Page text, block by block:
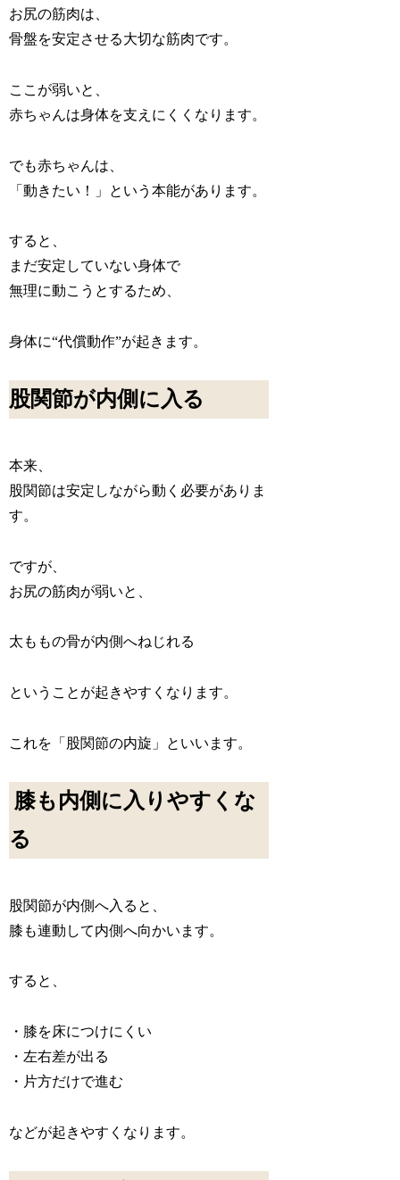
お尻の筋肉は、
骨盤を安定させる大切な筋肉です。
ここが弱いと、
赤ちゃんは身体を支えにくくなります。
でも赤ちゃんは、
「動きたい！」という本能があります。
すると、
まだ安定していない身体で
無理に動こうとするため、
身体に“代償動作”が起きます。
股関節が内側に入る
本来、
股関節は安定しながら動く必要がありま
す。
ですが、
お尻の筋肉が弱いと、
太ももの骨が内側へねじれる
ということが起きやすくなります。
これを「股関節の内旋」といいます。
膝も内側に入りやすくな
る
股関節が内側へ入ると、
膝も連動して内側へ向かいます。
すると、
・膝を床につけにくい
・左右差が出る
・片方だけで進む
などが起きやすくなります。